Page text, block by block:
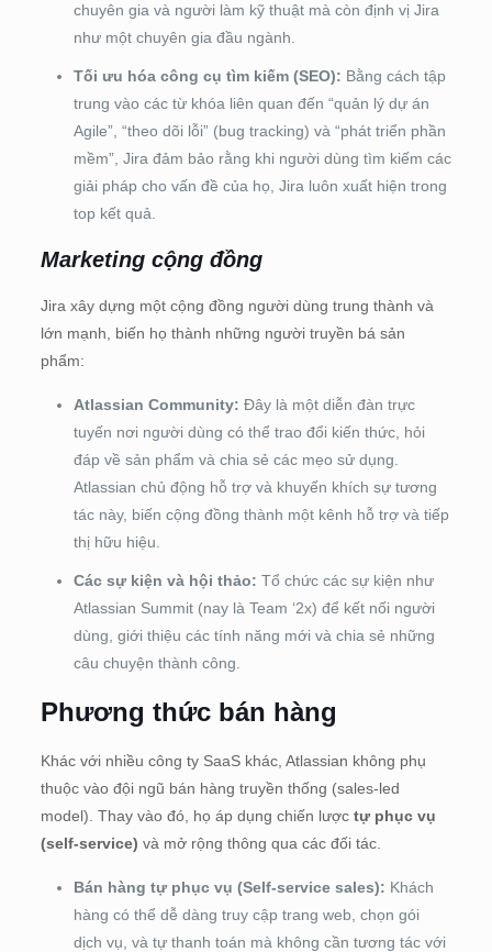
chuyên gia và người làm kỹ thuật mà còn định vị Jira
như một chuyên gia đầu ngành.
Tối ưu hóa công cụ tìm kiếm (SEO): Bằng cách tập
trung vào các từ khóa liên quan đến “quản lý dự án
Agile”, “theo dõi lỗi” (bug tracking) và “phát triển phần
mềm”, Jira đảm bảo rằng khi người dùng tìm kiếm các
giải pháp cho vấn đề của họ, Jira luôn xuất hiện trong
top kết quả.
Marketing cộng đồng
Jira xây dựng một cộng đồng người dùng trung thành và
lớn mạnh, biến họ thành những người truyền bá sản
phẩm:
Atlassian Community: Đây là một diễn đàn trực
tuyến nơi người dùng có thể trao đổi kiến thức, hỏi
đáp về sản phẩm và chia sẻ các mẹo sử dụng.
Atlassian chủ động hỗ trợ và khuyến khích sự tương
tác này, biến cộng đồng thành một kênh hỗ trợ và tiếp
thị hữu hiệu.
Các sự kiện và hội thảo: Tổ chức các sự kiện như
Atlassian Summit (nay là Team ‘2x) để kết nối người
dùng, giới thiệu các tính năng mới và chia sẻ những
câu chuyện thành công.
Phương thức bán hàng
Khác với nhiều công ty SaaS khác, Atlassian không phụ
thuộc vào đội ngũ bán hàng truyền thống (sales-led
model). Thay vào đó, họ áp dụng chiến lược tự phục vụ
(self-service) và mở rộng thông qua các đối tác.
Bán hàng tự phục vụ (Self-service sales): Khách
hàng có thể dễ dàng truy cập trang web, chọn gói
dịch vụ, và tự thanh toán mà không cần tương tác với